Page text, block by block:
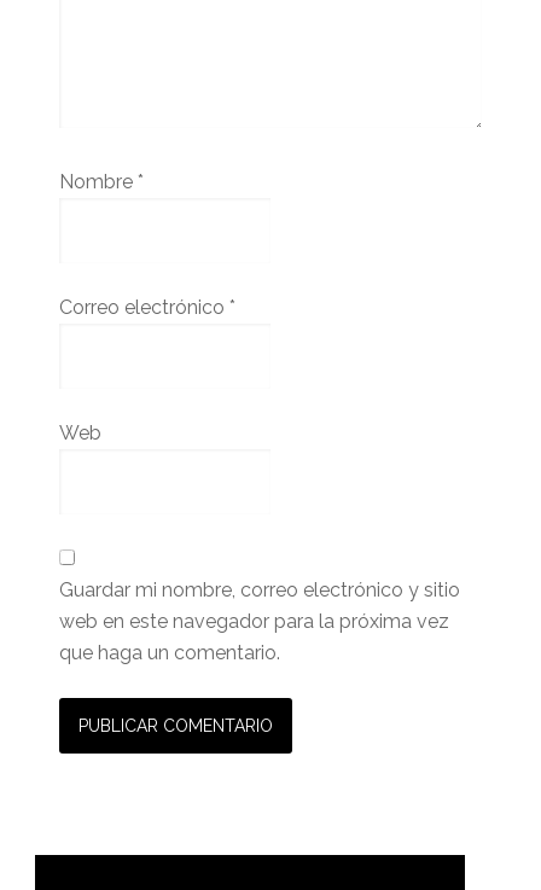
Nombre *
Correo electrónico *
Web
Guardar mi nombre, correo electrónico y sitio
web en este navegador para la próxima vez
que haga un comentario.
Barra